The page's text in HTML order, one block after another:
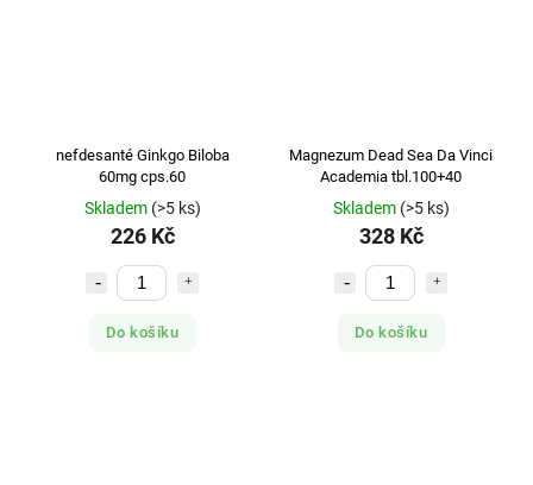
ZSZ
nefdesanté Ginkgo Biloba
60mg cps.60
Skladem (>5 ks)
226 Kč
Do košíku
Magnezum Dead Sea Da Vinci
Academia tbl.100+40
Skladem (>5 ks)
328 Kč
Do košíku